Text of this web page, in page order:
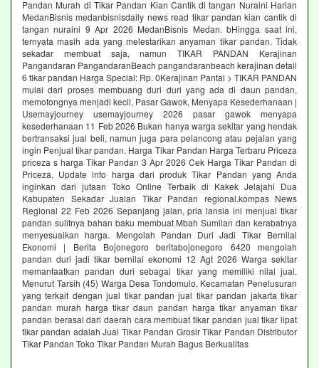
Pandan Murah di Tikar Pandan Kian Cantik di tangan Nuraini Harian
MedanBisnis medanbisnisdaily news read tikar pandan kian cantik di
tangan nuraini 9 Apr 2026 MedanBisnis Medan. bHingga saat ini,
ternyata masih ada yang melestarikan anyaman tikar pandan. Tidak
sekadar membuat saja, namun TIKAR PANDAN Kerajinan
Pangandaran PangandaranBeach pangandaranbeach kerajinan detail
6 tikar pandan Harga Special: Rp. 0Kerajinan Pantai > TIKAR PANDAN
mulai dari proses membuang duri duri yang ada di daun pandan,
memotongnya menjadi kecil, Pasar Gawok, Menyapa Kesederhanaan |
Usemayjourney usemayjourney 2026 pasar gawok menyapa
kesederhanaan 11 Feb 2026 Bukan hanya warga sekitar yang hendak
bertransaksi jual beli, namun juga para pelancong atau pejalan yang
ingin Penjual tikar pandan. Harga Tikar Pandan Harga Terbaru Priceza
priceza s harga Tikar Pandan 3 Apr 2026 Cek Harga Tikar Pandan di
Priceza. Update info harga dari produk Tikar Pandan yang Anda
inginkan dari jutaan Toko Online Terbaik di Kakek Jelajahi Dua
Kabupaten Sekadar Jualan Tikar Pandan regional.kompas News
Regional 22 Feb 2026 Sepanjang jalan, pria lansia ini menjual tikar
pandan sulitnya bahan baku membuat Mbah Sumilan dan kerabatnya
menyesuaikan harga. Mengolah Pandan Duri Jadi Tikar Bernilai
Ekonomi | Berita Bojonegoro beritabojonegoro 6420 mengolah
pandan duri jadi tikar bernilai ekonomi 12 Agt 2026 Warga sekitar
memanfaatkan pandan duri sebagai tikar yang memiliki nilai jual.
Menurut Tarsih (45) Warga Desa Tondomulo, Kecamatan Penelusuran
yang terkait dengan jual tikar pandan jual tikar pandan jakarta tikar
pandan murah harga tikar daun pandan harga tikar anyaman tikar
pandan berasal dari daerah cara membuat tikar pandan jual tikar lipat
tikar pandan adalah Jual Tikar Pandan Grosir Tikar Pandan Distributor
Tikar Pandan Toko Tikar Pandan Murah Bagus Berkualitas